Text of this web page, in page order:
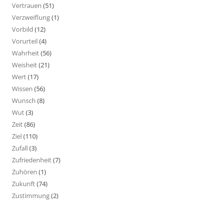
Vertrauen (51)
Verzweiflung(1)
Vorbild (12)
Vorurteil(4)
Wahrheit(56)
Weisheit(21)
Wert(17)
Wissen (56)
Wunsch (8)
Wut(3)
Zeit(86)
Ziel(110)
Zufall(3)
Zufriedenheit(7)
Zuhören (1)
Zukunft(74)
Zustimmung(2)